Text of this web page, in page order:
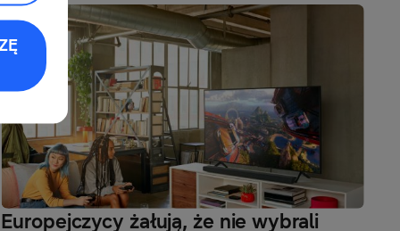
Europejczycy żałują, że nie wybrali